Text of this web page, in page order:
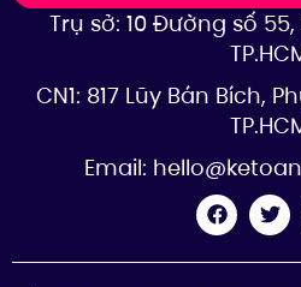
Trụ sở: 10 Đường số
CN1: 817 Lũy Bán Bích,
Email: